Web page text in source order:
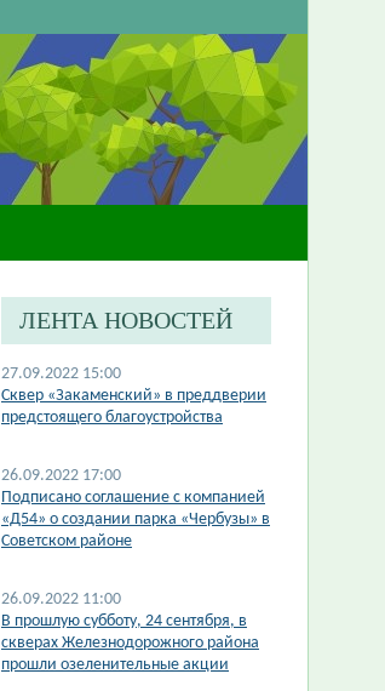
ЛЕНТА НОВОСТЕЙ
27.09.2022 15:00
Сквер «Закаменский» в преддверии
предстоящего благоустройства
26.09.2022 17:00
Подписано соглашение с компанией
«Д54» о создании парка «Чербузы» в
Советском районе
26.09.2022 11:00
​В прошлую субботу, 24 сентября, в
скверах Железнодорожного района
прошли озеленительные акции